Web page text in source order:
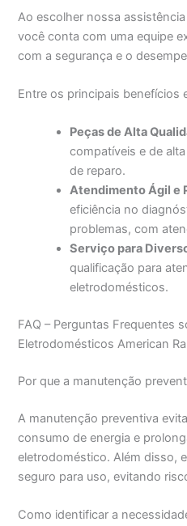
Ao escolher nossa
você conta com uma equipe
com a segurança e o
Entre os principais benefícios
Peças de Alta
compatíveis e de
de reparo.
Atendimento Ágil e
eficiência no
problemas, com
Serviço para
qualificação para
eletrodomésticos.
FAQ – Perguntas Frequentes
Eletrodomésticos American
Por que a manutenção
A manutenção preventiva
consumo de energia e
eletrodoméstico. Além disso,
seguro para uso, evitando
Como identificar a